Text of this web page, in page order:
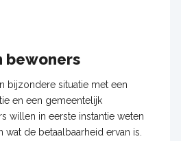
bewoners
bijzondere situatie met een
en een gemeentelijk
willen in eerste instantie weten
wat de betaalbaarheid ervan is.